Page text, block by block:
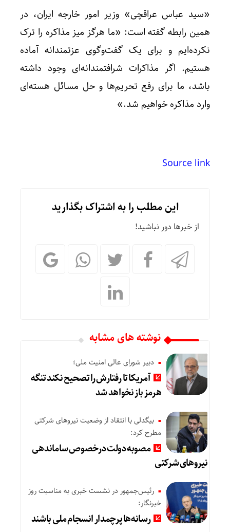
«سید عباس عراقچی» وزیر امور خارجه ایران، در
همین رابطه گفته است: «ما هرگز میز مذاکره را ترک
نکرده‌ایم و برای یک گفت‌وگوی عزتمندانه آماده
هستیم. اگر مذاکرات شرافتمندانه‌ای وجود داشته
باشد، ما برای رفع تحریم‌ها و حل مسائل هسته‌ای
وارد مذاکره خواهیم شد.»
Source link
این مطلب را به اشتراک بگذارید
از خبرها دور نباشید!
نوشته های مشابه
دبیر شورای عالی امنیت ملی؛
آمریکا تا رفتارش را تصحیح نکند تنگه
هرمز باز نخواهد شد
بیگدلی با انتقاد از وضعیت نیروهای شرکتی
مطرح کرد:
مصوبه دولت درخصوص ساماندهی
نیروهای شرکتی
رئیس‌جمهور در نشست خبری به مناسبت روز
خبرنگار:
رسانه‌ها پرچمدار انسجام ملی باشند